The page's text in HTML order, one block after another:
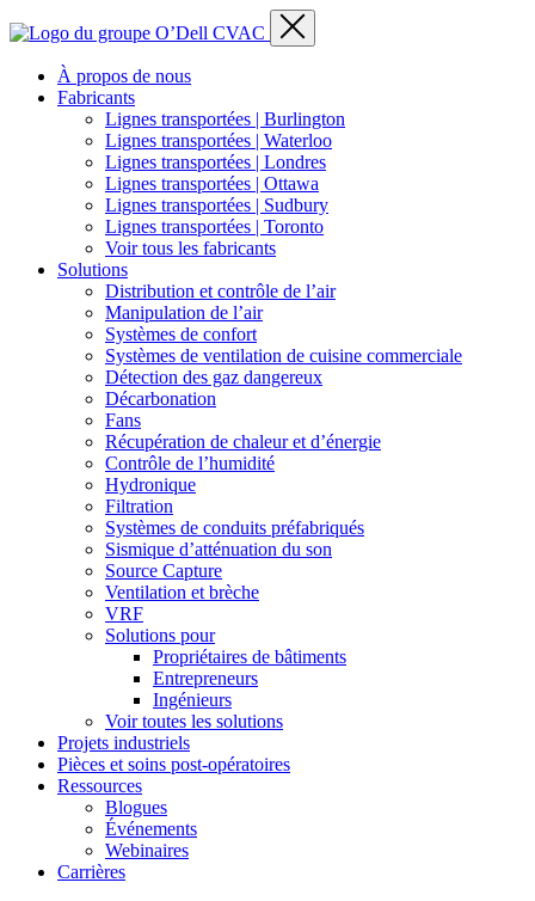
À propos de nous
Fabricants
Lignes transportées | Burlington
Lignes transportées | Waterloo
Lignes transportées | Londres
Lignes transportées | Ottawa
Lignes transportées | Sudbury
Lignes transportées | Toronto
Voir tous les fabricants
Solutions
Distribution et contrôle de l’air
Manipulation de l’air
Systèmes de confort
Systèmes de ventilation de cuisine commerciale
Détection des gaz dangereux
Décarbonation
Fans
Récupération de chaleur et d’énergie
Contrôle de l’humidité
Hydronique
Filtration
Systèmes de conduits préfabriqués
Sismique d’atténuation du son
Source Capture
Ventilation et brèche
VRF
Solutions pour
Propriétaires de bâtiments
Entrepreneurs
Ingénieurs
Voir toutes les solutions
Projets industriels
Pièces et soins post-opératoires
Ressources
Blogues
Événements
Webinaires
Carrières